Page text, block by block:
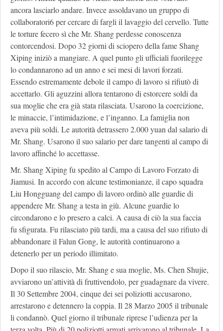
ancora lasciarlo andare. Invece assoldavano un gruppo di
collaboratori6 per cercare di fargli il lavaggio del cervello. Tutte
le torture fecero sì che Mr. Shang perdesse conoscenza
contorcendosi. Dopo 32 giorni di sciopero della fame Shang
Xiping iniziò a mangiare. A quel punto gli ufficiali fuorilegge
lo condannarono ad un anno e sei mesi di lavori forzati.
Essendo estremamente debole il campo di lavoro si rifiutò di
accettarlo. Gli aguzzini allora tentarono di estorcere soldi da
sua moglie che era già stata rilasciata. Usarono la coercizione,
le minaccie, l’intimidazione, e l’inganno. La famiglia non
aveva più soldi. Le autorità detrassero 2.000 yuan dal salario di
Mr. Shang. Usarono il suo salario per dare tangenti al campo di
lavoro affinché lo accettasse.
Mr. Shang Xiping fu spedito al Campo di Lavoro Forzato di
Jiamusi. In accordo con alcune testimonianze, il capo squadra
Liu Hongguang del campo di lavoro ordinò alle guardie di
appendere Mr. Shang a testa in giù. Alcune guardie lo
circondarono e lo presero a calci. A causa di ciò la sua faccia
fu sfigurata. Fu rilasciato più tardi, ma a causa del suo rifiuto di
abbandonare il Falun Gong, le autorità continuarono a
detenerlo per un periodo illimitato.
Dopo il suo rilascio, Mr. Shang e sua moglie, Ms. Chen Shujie,
avviarono un’attività di fruttivendolo, per guadagnare da vivere.
Il 30 Settembre 2004, cinque dei sei poliziotti accusarono,
arrestarono e detennero la coppia. Il 28 Marzo 2005 il tribunale
li condannò. Quel giorno il tribunale riprese l’udienza per la